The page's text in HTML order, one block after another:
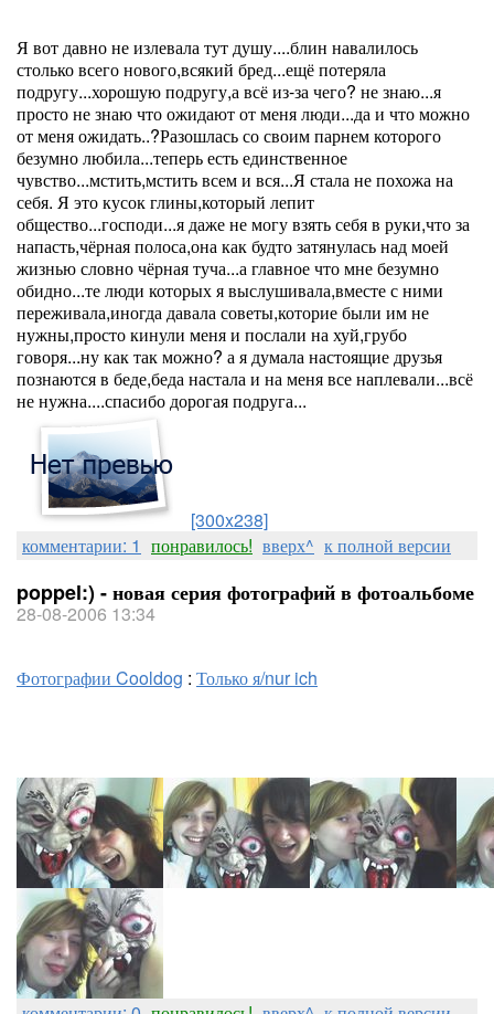
Я вот давно не излевала тут душу....блин навалилось
столько всего нового,всякий бред...ещё потеряла
подругу...хорошую подругу,а всё из-за чего? не знаю...я
просто не знаю что ожидают от меня люди...да и что можно
от меня ожидать..?Разошлась со своим парнем которого
безумно любила...теперь есть единственное
чувство...мстить,мстить всем и вся...Я стала не похожа на
себя. Я это кусок глины,который лепит
общество...господи...я даже не могу взять себя в руки,что за
напасть,чёрная полоса,она как будто затянулась над моей
жизнью словно чёрная туча...а главное что мне безумно
обидно...те люди которых я выслушивала,вместе с ними
переживала,иногда давала советы,которие были им не
нужны,просто кинули меня и послали на хуй,грубо
говоря...ну как так можно? а я думала настоящие друзья
познаются в беде,беда настала и на меня все наплевали...всё
не нужна....спасибо дорогая подруга...
[300x238]
комментарии: 1 понравилось! вверх^ к полной версии
poppel:) - новая серия фотографий в фотоальбоме
28-08-2006 13:34
Фотографии Cooldog : Только я/nur ich